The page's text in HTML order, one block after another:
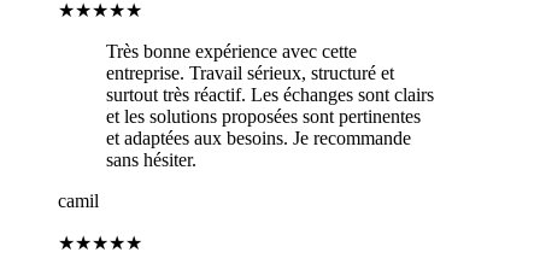
★★★★★
Très bonne expérience avec cette
entreprise. Travail sérieux, structuré et
surtout très réactif. Les échanges sont clairs
et les solutions proposées sont pertinentes
et adaptées aux besoins. Je recommande
sans hésiter.
camil
★★★★★